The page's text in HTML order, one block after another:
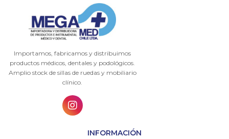
Importamos, fabricamos y distribuimos
productos médicos, dentales y podológicos.
Amplio stock de sillas de ruedas y mobiliario
clínico.
INFORMACIÓN